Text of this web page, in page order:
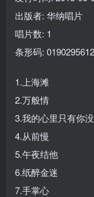
出版者: 华纳唱片
唱片数: 1
条形码:
1.上海滩
2.万般情
3.我的心里只有你
4.从前慢
5.午夜结他
6.纸醉金迷
7.手掌心